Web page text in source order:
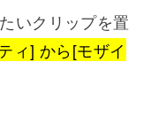
いクリップを置
ィ] から[モザイ